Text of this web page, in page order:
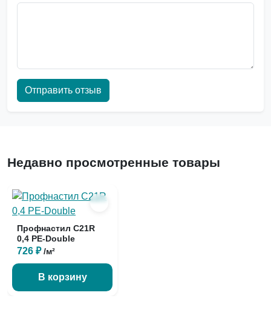
Отправить отзыв
Недавно просмотренные товары
Профнастил С21R
0,4 PE-Double
726 ₽/м²
В корзину